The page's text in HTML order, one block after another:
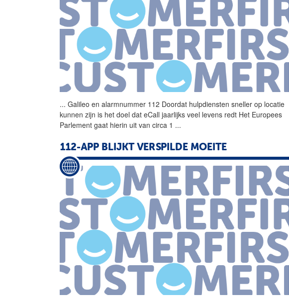
... Galileo enalarmnummer 112 Doordat hulpdiensten sneller op locatie
kunnen zijn is het doel dat eCall jaarlijks veel levens redt Het Europees
Parlement gaat hierin uit van circa 1 ...
112-APP BLIJKT VERSPILDE MOEITE